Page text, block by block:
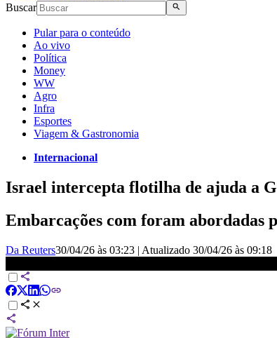
Buscar
Pular para o conteúdo
Ao vivo
Política
Money
WW
Agro
Infra
Esportes
Viagem & Gastronomia
Internacional
Israel intercepta flotilha de ajuda a
Embarcações com foram abordadas
Da Reuters30/04/26 às 03:23 | Atualizado 30/04/26 às 09:18